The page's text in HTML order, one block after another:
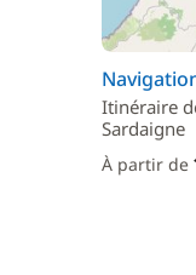
Itinéraire
Sardaigne
À partir de